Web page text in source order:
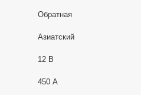
Обратная
Азиатский
12 В
450 А